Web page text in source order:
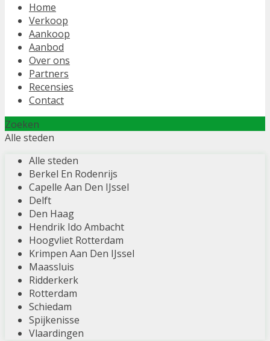
Home
Verkoop
Aankoop
Aanbod
Over ons
Partners
Recensies
Contact
Zoeken
Alle steden
Alle steden
Berkel En Rodenrijs
Capelle Aan Den IJssel
Delft
Den Haag
Hendrik Ido Ambacht
Hoogvliet Rotterdam
Krimpen Aan Den IJssel
Maassluis
Ridderkerk
Rotterdam
Schiedam
Spijkenisse
Vlaardingen